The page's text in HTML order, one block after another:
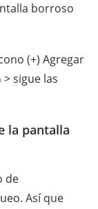
borroso
(+) Agregar
sigue las
la pantalla
de
Así que